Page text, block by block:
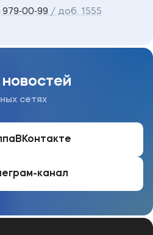
/ доб. 1555
сетях
ВКонтакте
канал